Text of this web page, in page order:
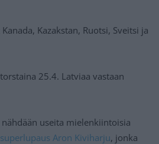
Kazakstan, Ruotsi, Sveitsi ja
25.4. Latviaa vastaan
useita mielenkiintoisia
superlupaus Aron Kiviharju, jonka